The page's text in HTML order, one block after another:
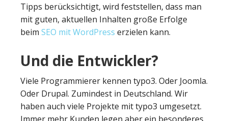
Tipps berücksichtigt, wird feststellen, dass man
mit guten, aktuellen Inhalten große Erfolge
beim SEO mit WordPress erzielen kann.
Und die Entwickler?
Viele Programmierer kennen typo3. Oder Joomla.
Oder Drupal. Zumindest in Deutschland. Wir
haben auch viele Projekte mit typo3 umgesetzt.